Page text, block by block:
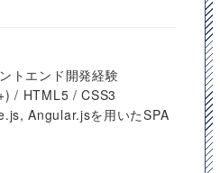
トエンド開発経験
/ HTML5 / CSS3
Angular.jsを⽤いたSPA